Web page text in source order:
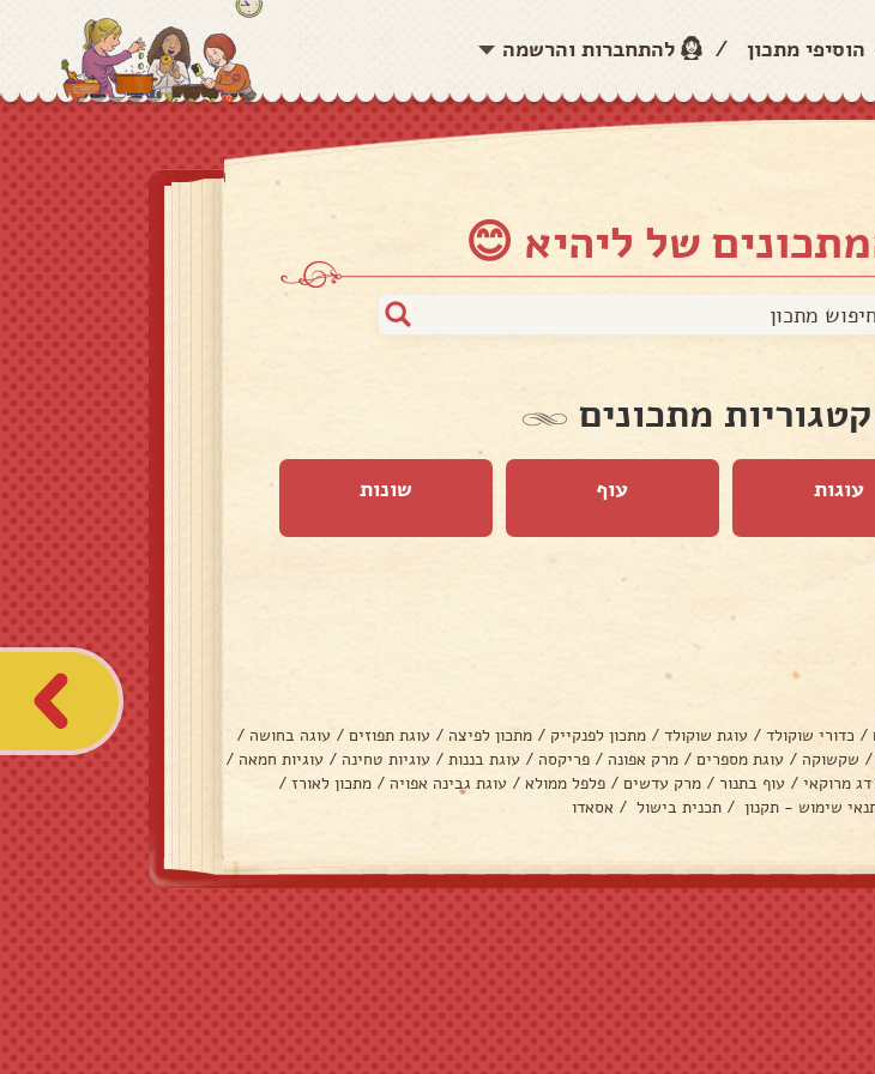
הוסיפי מתכון / להתחברות והרשמה
של ליהיא 😊
קטגוריות מתכונים
עוגות עוף שונות
/ כדורי שוקולד / עוגת שוקולד / מתכון לפנקייק / מתכון לפיצה / עוגת תפוזים / עוגה בחושה /
/ שקשוקה / עוגת מספרים / מרק אפונה / פריקסה / עוגת בננות / עוגיות טחינה / עוגיות חמאה /
דג מרוקאי / עוף בתנור / מרק עדשים / פלפל ממולא / עוגת גבינה אפויה / מתכון לאורז /
שימוש - תקנון / תכנית בישול / אסאדו